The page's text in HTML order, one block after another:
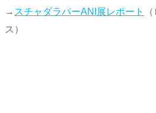
→ スチャダラパーANI展レポート
ス）